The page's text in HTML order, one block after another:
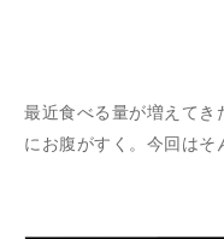
最近食べる量が増えてき
にお腹がすく。今回はそ